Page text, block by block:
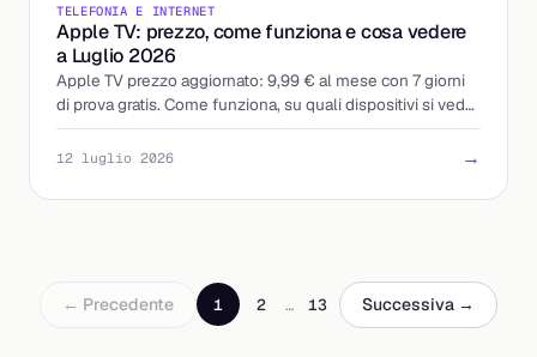
TELEFONIA E INTERNET
Apple TV: prezzo, come funziona e cosa vedere
a Luglio 2026
Apple TV prezzo aggiornato: 9,99 € al mese con 7 giorni
di prova gratis. Come funziona, su quali dispositivi si vede
e i modi per pagarla meno.
12 luglio 2026 →
← Precedente 1 2 … 13 Successiva →